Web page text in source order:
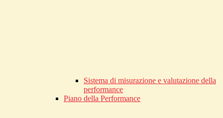
Sistema di misurazione e valutazione della
performance
Piano della Performance